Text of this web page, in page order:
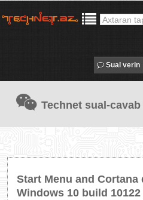
Sual verin
Technet sual-
Start Menu and Cortana
Windows 10 build 10122